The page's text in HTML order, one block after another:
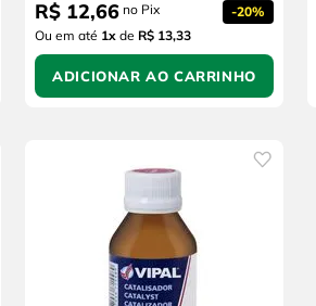
R$ 12,66 no Pix -20%
Ou em até 1x de R$ 13,33
ADICIONAR AO CARRINHO